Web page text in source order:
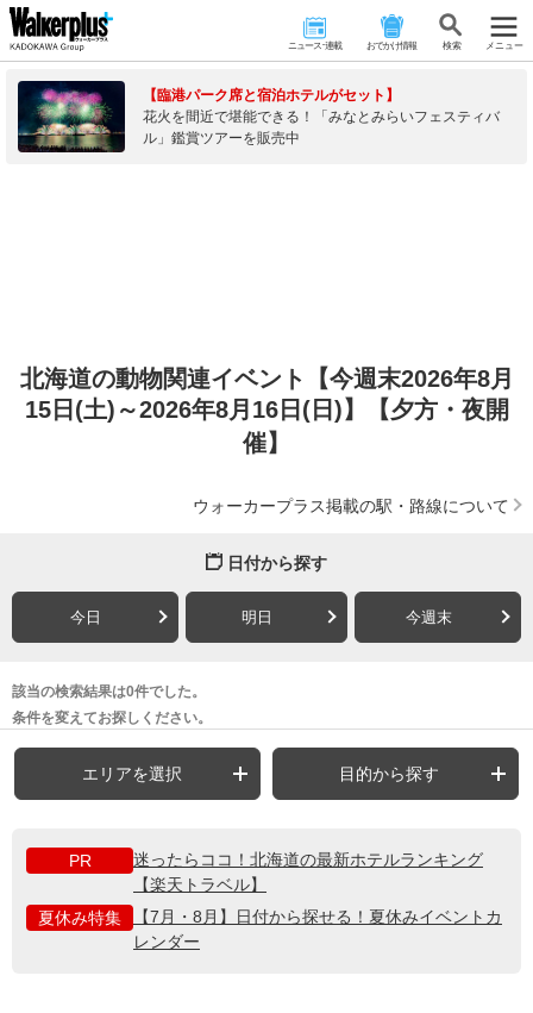
ニュース･連載 おでかけ情報 検 索 メニュー
【臨港パーク席と宿泊ホテルがセット】
花火を間近で堪能できる！「みなとみらいフェスティバ
ル」鑑賞ツアーを販売中
北海道の動物関連イベント【今週末2026年8月
15日(土)～2026年8月16日(日)】【夕方・夜開
催】
ウォーカープラス掲載の駅・路線について
日付から探す
今日 明日 今週末
該当の検索結果は0件でした。
条件を変えてお探しください。
エリアを選択 目的から探す
PR
迷ったらココ！北海道の最新ホテルランキング
【楽天トラベル】
夏休み特集
【7月・8月】日付から探せる！夏休みイベントカ
レンダー